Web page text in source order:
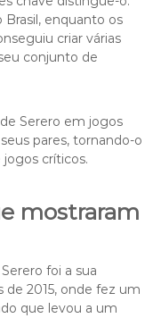
enquanto os
criar várias
conjunto de
Serero em jogos
pares, tornando-o
críticos.
mostraram
foi a sua
de 2015, onde fez um
que levou a um